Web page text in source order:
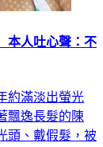
本人吐心聲：不
約滿淡出螢光
飄逸長髮的陳
頭、戴假髮，被